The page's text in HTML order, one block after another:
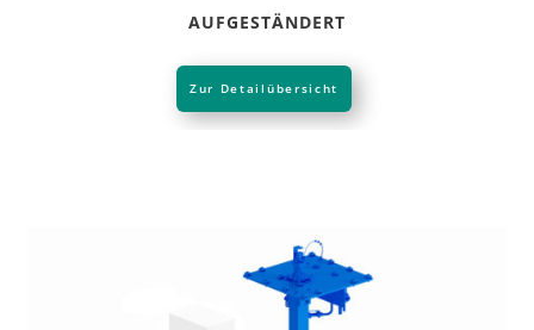
AUFGESTÄNDERT
Zur Detailübersicht